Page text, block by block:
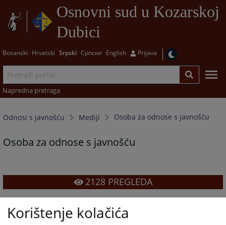
Osnovni sud u Kozarskoj
Dubici
Bosanski Hrvatski Srpski Српски English Prijava
Napredna pretraga
Odnosi s javnošću Mediji Osoba za odnose s javnošću
Osoba za odnose s javnošću
2128PREGLEDA
Korištenje kolačića